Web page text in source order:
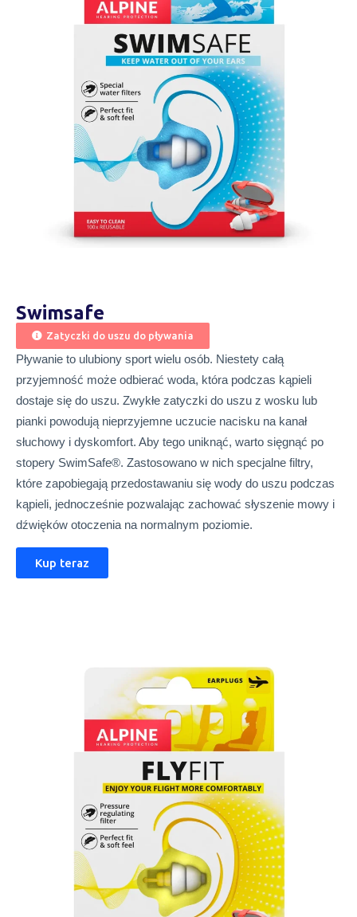
Swimsafe
Zatyczki do uszu do pływania
Pływanie to ulubiony sport wielu osób. Niestety całą
przyjemność może odbierać woda, która podczas kąpieli
dostaje się do uszu. Zwykłe zatyczki do uszu z wosku lub
pianki powodują nieprzyjemne uczucie nacisku na kanał
słuchowy i dyskomfort. Aby tego uniknąć, warto sięgnąć po
stopery SwimSafe®. Zastosowano w nich specjalne filtry,
które zapobiegają przedostawaniu się wody do uszu podczas
kąpieli, jednocześnie pozwalając zachować słyszenie mowy i
dźwięków otoczenia na normalnym poziomie.
Kup teraz